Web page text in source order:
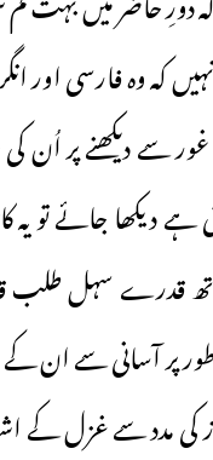
نہیں کہ وہ فارسی
سے دیکھنے پر
دیکھا جائے تو
قدرے سہل طلب
پر آسانی سے ان
کی مدد سے غزل کے